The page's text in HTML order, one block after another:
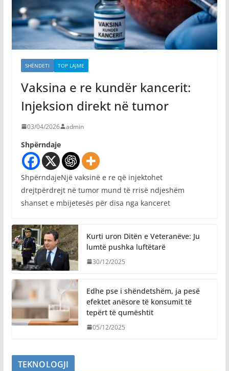
SHËNDETI TOP LAJME
Vaksina e re kundër kancerit:
Injeksion direkt në tumor
03/04/2026 admin
Shpërndaje
ShpërndajeNjë vaksinë e re që injektohet
drejtpërdrejt në tumor mund të rrisë ndjeshëm
shanset e mbijetesës për disa nga kanceret
Kurti uron Ditën e Veteranëve: Ju
lumtë pushka luftëtarë
30/12/2025
Edhe pse i shëndetshëm, ja pesë
efektet anësore të konsumit të
tepërt të qumështit
05/12/2025
TEKNOLOGJI